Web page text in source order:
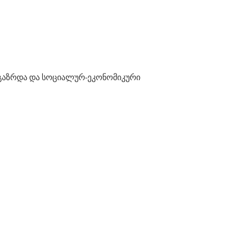
და სოციალურ-ეკონომიკური